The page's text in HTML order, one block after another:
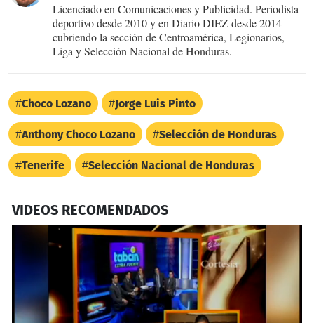
Licenciado en Comunicaciones y Publicidad. Periodista
deportivo desde 2010 y en Diario DIEZ desde 2014
cubriendo la sección de Centroamérica, Legionarios,
Liga y Selección Nacional de Honduras.
Choco Lozano Jorge Luis Pinto
Anthony Choco Lozano Selección de Honduras
Tenerife Selección Nacional de Honduras
VIDEOS RECOMENDADOS